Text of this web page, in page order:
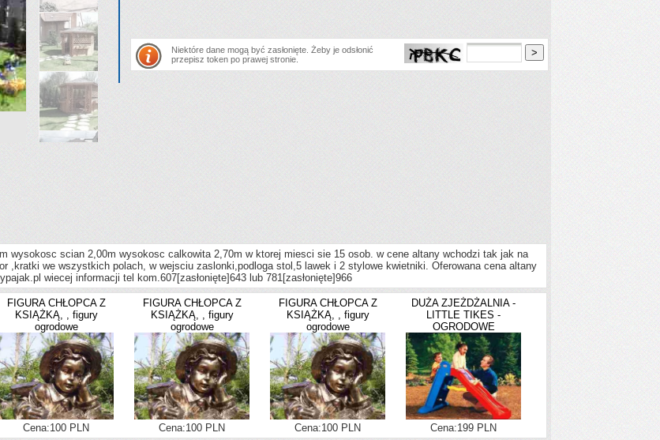
Niektóre dane mogą być zasłonięte. Żeby je odsłonić
przepisz token po prawej stronie.
wysokosc scian 2,00m wysokosc calkowita 2,70m w ktorej miesci sie 15 osob. w cene altany wchodzi tak jak na
,kratki we wszystkich polach, w wejsciu zaslonki,podloga stol,5 lawek i 2 stylowe kwietniki. Oferowana cena altany
wiecej informacji tel kom.607[zasłonięte]643 lub 781[zasłonięte]966
FIGURA CHŁOPCA Z
KSIĄŻKĄ, , figury
ogrodowe
Cena:100 PLN
FIGURA CHŁOPCA Z
KSIĄŻKĄ, , figury
ogrodowe
Cena:100 PLN
FIGURA CHŁOPCA Z
KSIĄŻKĄ, , figury
ogrodowe
Cena:100 PLN
DUŻA ZJEŻDŻALNIA -
LITTLE TIKES -
OGRODOWE
Cena:199 PLN